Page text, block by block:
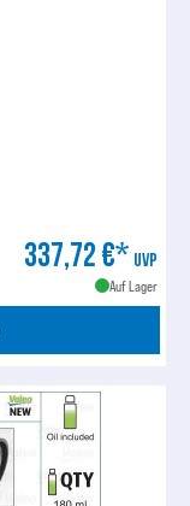
337,72 €* UVP
Auf Lager